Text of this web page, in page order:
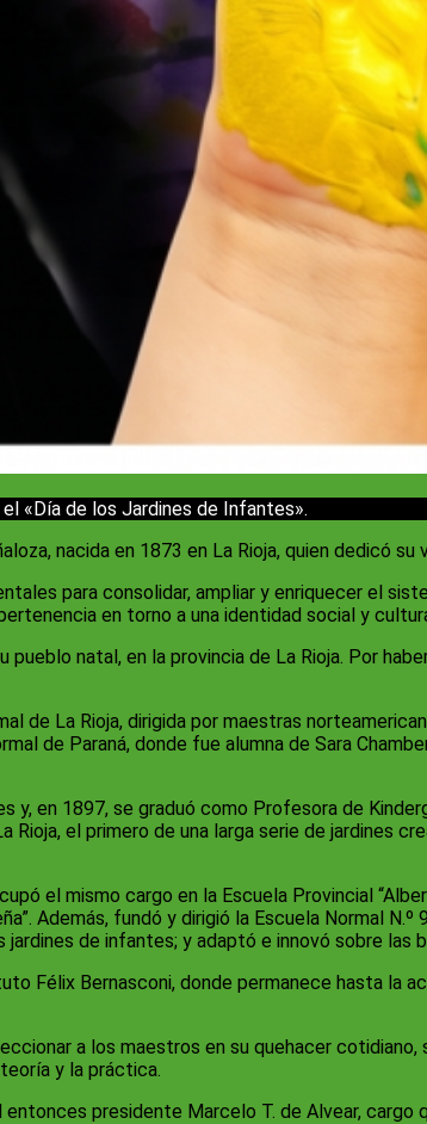
«Día de los Jardines de Infantes».
nacida en 1873 en La Rioja, quien dedicó su
para consolidar, ampliar y enriquecer el
en torno a una identidad social y
natal, en la provincia de La Rioja. Por
de La Rioja, dirigida por maestras
de Paraná, donde fue alumna de Sara
y, en 1897, se graduó como Profesora de
el primero de una larga serie de jardines
el mismo cargo en la Escuela Provincial
Además, fundó y dirigió la Escuela Normal
de infantes; y adaptó e innovó sobre
Félix Bernasconi, donde permanece hasta la
a los maestros en su quehacer
y la práctica.
presidente Marcelo T. de Alvear,